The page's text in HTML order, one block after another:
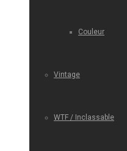
Couleur
Vintage
WTF / Inclassable